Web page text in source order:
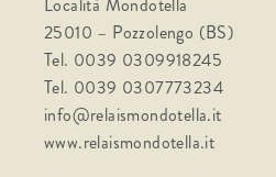
25010 – Pozzolengo (BS)
Tel. 0039 0309918245
Tel. 0039 0307773234
info@relaismondotella.it
www.relaismondotella.it